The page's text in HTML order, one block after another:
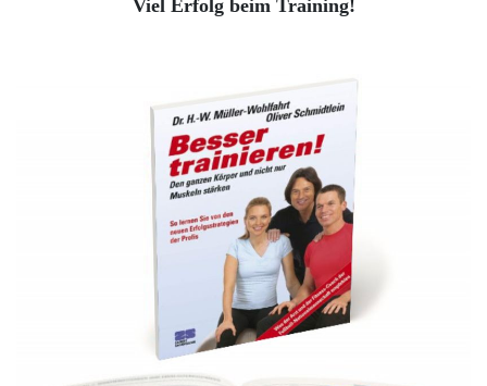
Viel Erfolg beim Training!